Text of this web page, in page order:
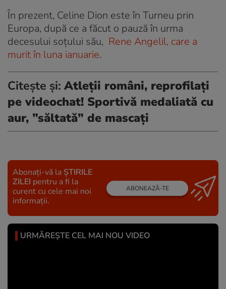
În prezent, Celine Dion este în Turneu prin
Europa, după ce a făcut o pauză în urma
decesului soțului său, Rene Angelil, care a
murit în luna ianuarie.
Citește și:Atleții români, reprofilați
pe videochat! Sportivă medaliată cu
aur, ”săltată” de mascați
Abonați-vă la ȘTIRILE
ZILEI pentru a fi la
curent cu cele mai noi
informații.
ABONEAZĂ-TE
URMĂREȘTE CEL MAI NOU VIDEO